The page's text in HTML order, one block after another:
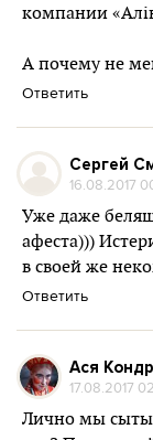
компании
А почему не
Ответить
Сергей
16.08.2017
Уже даже
афеста)))
в своей же
Ответить
Ася
17.08.2017
Лично мы